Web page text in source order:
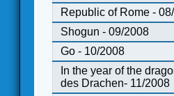
Republic of Rome -
Shogun - 09/2008
Go - 10/2008
In the year of the
des Drachen- 11/2008